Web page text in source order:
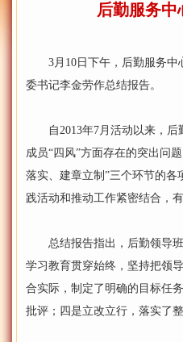
后勤服务
3月10日下午，后勤服务中
委书记李金劳作总结报告。
自2013年7月活动以来，后
成员“四风”方面存在的突出问
落实、建章立制”三个环节的
践活动和推动工作紧密结合，
总结报告指出，后勤领导班
学习教育贯穿始终，坚持把领
合实际，制定了明确的目标任
批评；四是立改立行，落实了整